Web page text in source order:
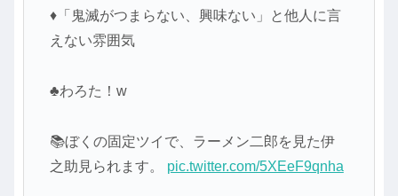
♦「鬼滅がつまらない、興味ない」と他人に言
えない雰囲気
♣わろた！w
📚ぼくの固定ツイで、ラーメン二郎を見た伊
之助見られます。 pic.twitter.com/5XEeF9qnha